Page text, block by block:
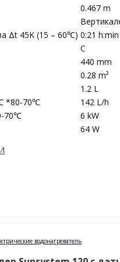
0.467 m
Δt 45K (15 – 60℃) 0:21 h:min
C
440 mm
0.28 m²
1.2 L
*80-70℃
142 L/h
70℃
6 kW
64 W
водонагреватель